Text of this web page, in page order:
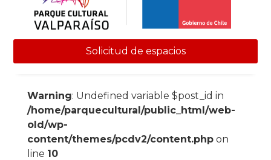
Solicitud de espacios
Warning: Undefined variable $post_id in
/home/parquecultural/public_html/web-
old/wp-
content/themes/pcdv2/content.phpon
line 10